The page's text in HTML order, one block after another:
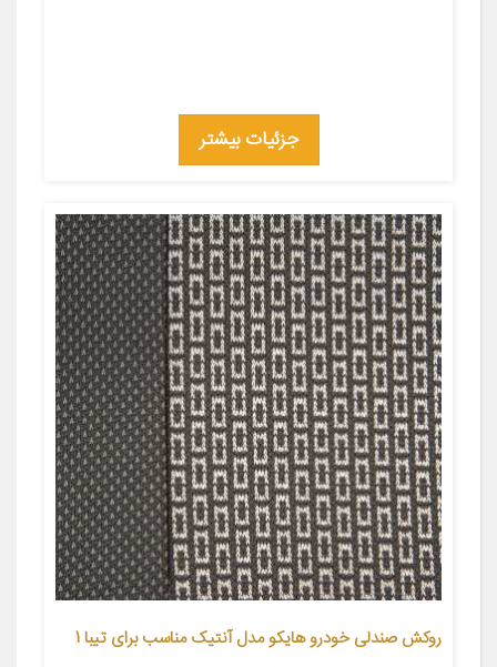
جزئیات بیشتر
روکش صندلی خودرو هایکو مدل آنتیک مناسب برای تیبا 1